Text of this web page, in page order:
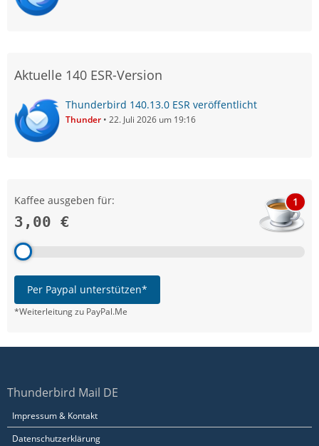
Aktuelle 140 ESR-Version
Thunderbird 140.13.0 ESR veröffentlicht
Thunder 22. Juli 2026 um 19:16
Kaffee ausgeben für:
3,00 €
1
Per Paypal unterstützen*
*Weiterleitung zu PayPal.Me
Thunderbird Mail DE
Impressum & Kontakt
Datenschutzerklärung